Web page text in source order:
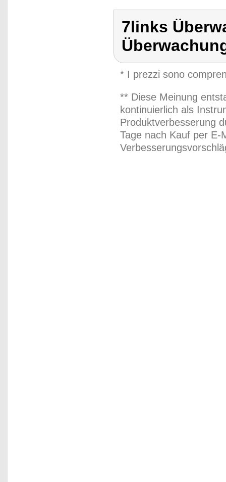
7links
* I prezzi sono
** Diese Meinung
kontinuierlich als
Produktverbesserung
Tage nach Kauf per E-